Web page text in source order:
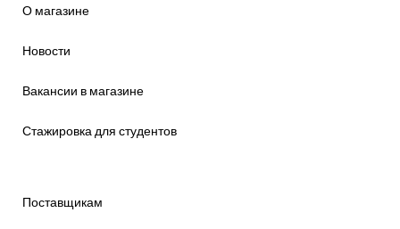
О магазине
Новости
Вакансии в магазине
Стажировка для студентов
Поставщикам